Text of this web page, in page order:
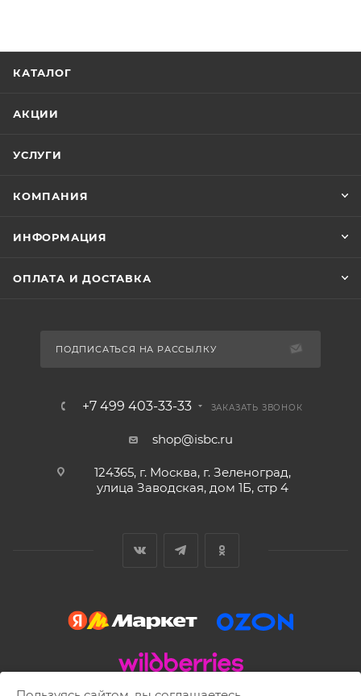
КАТАЛОГ
АКЦИИ
УСЛУГИ
КОМПАНИЯ
ИНФОРМАЦИЯ
ОПЛАТА И ДОСТАВКА
ПОДПИСАТЬСЯ НА РАССЫЛКУ
+7 499 403-33-33 ЗАКАЗАТЬ ЗВОНОК
shop@isbc.ru
124365, г. Москва, г. Зеленоград,
улица Заводская, дом 1Б, стр 4